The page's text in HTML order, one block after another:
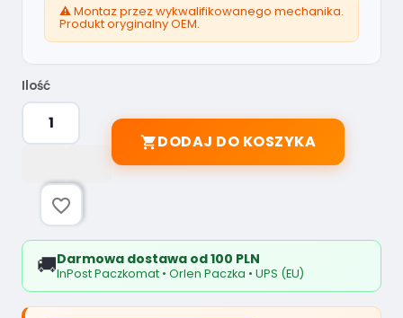
⚠️ Montaz przez wykwalifikowanego mechanika.
Produkt oryginalny OEM.
Ilość
DODAJ DO KOSZYKA
favorite_border
🚚Darmowa dostawa od 100 PLN
InPost Paczkomat • Orlen Paczka • UPS (EU)